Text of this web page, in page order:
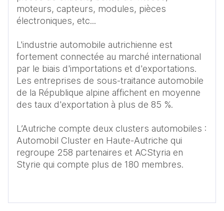
moteurs, capteurs, modules, pièces
électroniques, etc...
L'industrie automobile autrichienne est
fortement connectée au marché international
par le biais d'importations et d'exportations.
Les entreprises de sous-traitance automobile
de la République alpine affichent en moyenne
des taux d'exportation à plus de 85 %.
L’Autriche compte deux clusters automobiles :
Automobil Cluster en Haute-Autriche qui
regroupe 258 partenaires et ACStyria en
Styrie qui compte plus de 180 membres.